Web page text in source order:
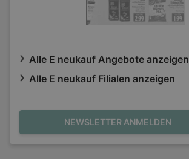
Alle E neukauf Angebote anzeigen
Alle E neukauf Filialen anzeigen
NEWSLETTER ANMELDEN